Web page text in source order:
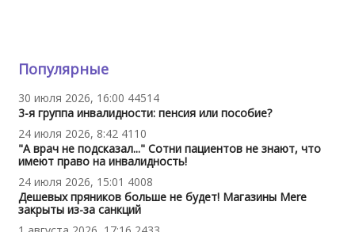
Популярные
30 июля 2026, 16:00 44514
3-я группа инвалидности: пенсия или пособие?
24 июля 2026, 8:42 4110
"А врач не подсказал..." Сотни пациентов не знают, что
имеют право на инвалидность!
24 июля 2026, 15:01 4008
Дешевых пряников больше не будет! Магазины Mere
закрыты из-за санкций